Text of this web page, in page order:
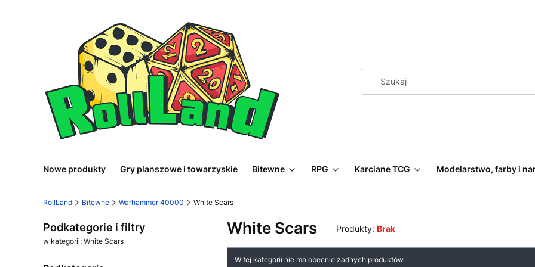
Nowe produkty Gry planszowe i towarzyskie Bitewne RPG Karciane TCG Modelarstwo, farby i
RollLand Bitewne Warhammer 40000 White Scars
Podkategorie i filtry
w kategorii: White Scars
White Scars Produkty: Brak
Lista produktów
W tej kategorii nie ma obecnie żadnych produktów